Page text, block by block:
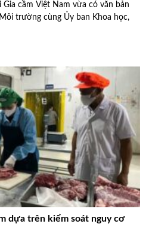
cầm Việt Nam vừa có văn bản
trường cùng Ủy ban Khoa học,
dựa trên kiểm soát nguy cơ